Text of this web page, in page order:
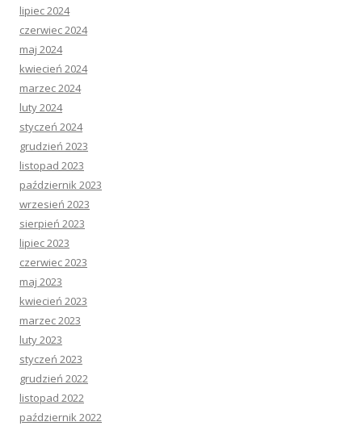
lipiec 2024
czerwiec 2024
maj 2024
kwiecień 2024
marzec 2024
luty 2024
styczeń 2024
grudzień 2023
listopad 2023
październik 2023
wrzesień 2023
sierpień 2023
lipiec 2023
czerwiec 2023
maj 2023
kwiecień 2023
marzec 2023
luty 2023
styczeń 2023
grudzień 2022
listopad 2022
październik 2022